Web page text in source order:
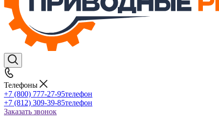
Телефоны
+7 (800) 777-27-95телефон
+7 (812) 309-39-85телефон
Заказать звонок